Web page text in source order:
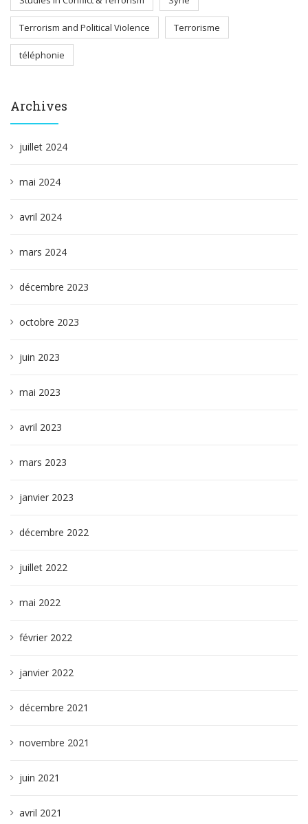
Terrorism and Political Violence Terrorisme
téléphonie
Archives
juillet 2024
mai 2024
avril 2024
mars 2024
décembre 2023
octobre 2023
juin 2023
mai 2023
avril 2023
mars 2023
janvier 2023
décembre 2022
juillet 2022
mai 2022
février 2022
janvier 2022
décembre 2021
novembre 2021
juin 2021
avril 2021